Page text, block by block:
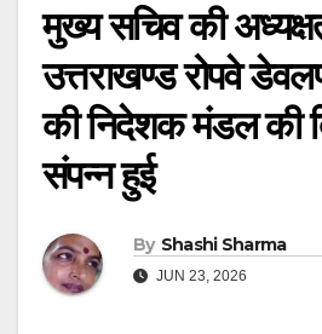
मुख्य सचिव की
उत्तराखण्ड रोपवे
की निदेशक मंडल की
संपन्न हुई
By Shashi Sharma
JUN 23, 2026